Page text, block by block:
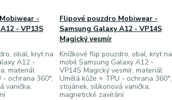
-
- VP13S
obal, kryt na
A12 -
materiál
- ochrana 360°,
vanička,
Flipové pouzdro Mobiwear -
Samsung Galaxy A12 - VP14S
Magický vesmír
Knížkové flip pouzdro, obal, kryt na
mobil Samsung Galaxy A12 -
VP14S Magický vesmír, materiál
Umělá kůže + TPU - ochrana 360°,
stojánek, silikonová vanička,
magnetické zavírání